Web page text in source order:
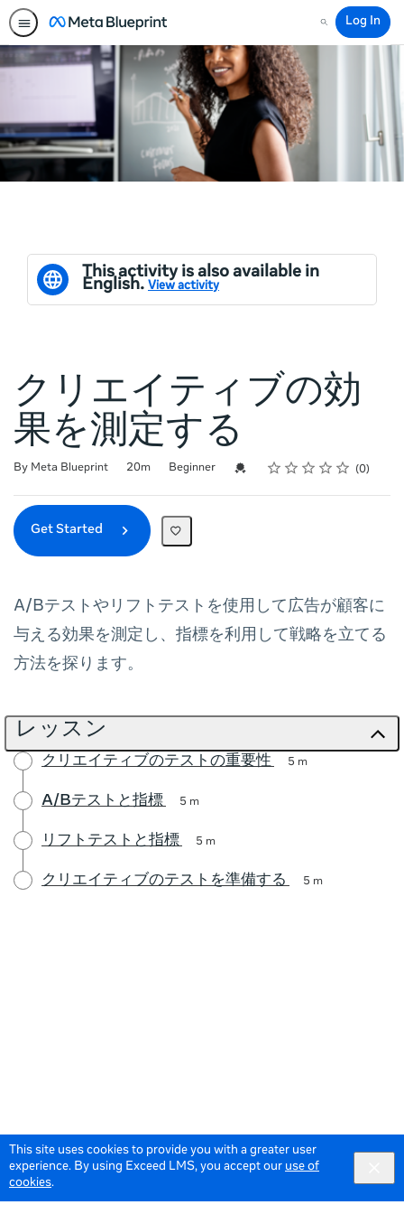
This site uses cookies to provide you with a greater user
experience. By using Exceed LMS, you accept our use of
cookies.
Search
Log In
This activity is also available in
English. View activity
クリエイティブの効
果を測定する
By Meta Blueprint
Duration 20m
Difficulty Beginner Credential For Completion
Rating
1 star
2 stars
3 stars
4 stars
5 stars
Average rating: 0 0
No reviews
Get Started
A/Bテストやリフトテストを使用して広告が顧客に
与える効果を測定し、指標を利用して戦略を立てる
方法を探ります。
レッスン
クリエイティブのテストの重要性 5 m
A/Bテストと指標 5 m
リフトテストと指標 5 m
クリエイティブのテストを準備する 5 m